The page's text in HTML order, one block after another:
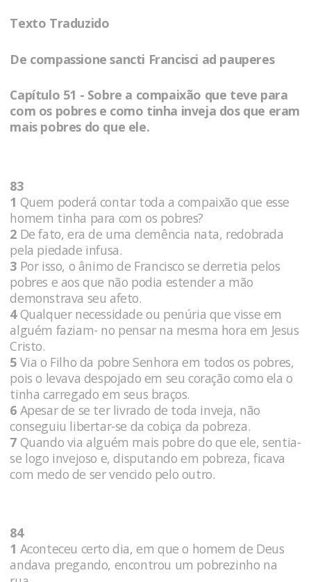
Texto Traduzido
De compassione sancti Francisci ad pauperes
Capítulo 51 - Sobre a compaixão que teve para
com os pobres e como tinha inveja dos que eram
mais pobres do que ele.
83
1 Quem poderá contar toda a compaixão que esse
homem tinha para com os pobres?
2 De fato, era de uma clemência nata, redobrada
pela piedade infusa.
3 Por isso, o ânimo de Francisco se derretia pelos
pobres e aos que não podia estender a mão
demonstrava seu afeto.
4Qualquer necessidade ou penúria que visse em
alguém faziam- no pensar na mesma hora em Jesus
Cristo.
5 Via o Filho da pobre Senhora em todos os pobres,
pois o levava despojado em seu coração como ela o
tinha carregado em seus braços.
6 Apesar de se ter livrado de toda inveja, não
conseguiu libertar-se da cobiça da pobreza.
7 Quando via alguém mais pobre do que ele, sentia-
se logo invejoso e, disputando em pobreza, ficava
com medo de ser vencido pelo outro.
84
1 Aconteceu certo dia, em que o homem de Deus
andava pregando, encontrou um pobrezinho na